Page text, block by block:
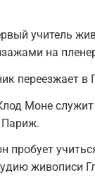
учитель
на
переезжает
Моне
Париж.
пробует
живописи